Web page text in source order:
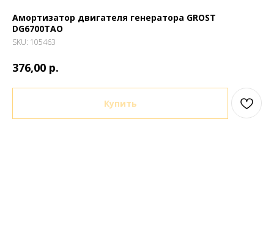
Амортизатор двигателя генератора GROST
DG6700TAO
SKU: 105463
376,00 р.
Купить